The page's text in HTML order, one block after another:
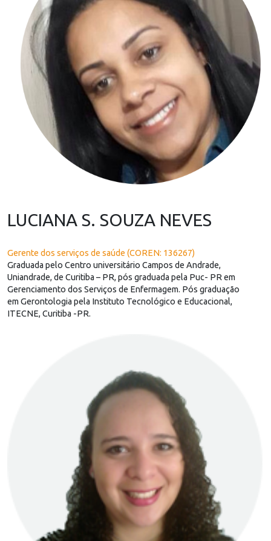
LUCIANA S. SOUZA NEVES
Gerente dos serviços de saúde (COREN: 136267)
Graduada pelo Centro universitário Campos de Andrade,
Uniandrade, de Curitiba – PR, pós graduada pela Puc- PR em
Gerenciamento dos Serviços de Enfermagem. Pós graduação
em Gerontologia pela Instituto Tecnológico e Educacional,
ITECNE, Curitiba -PR.